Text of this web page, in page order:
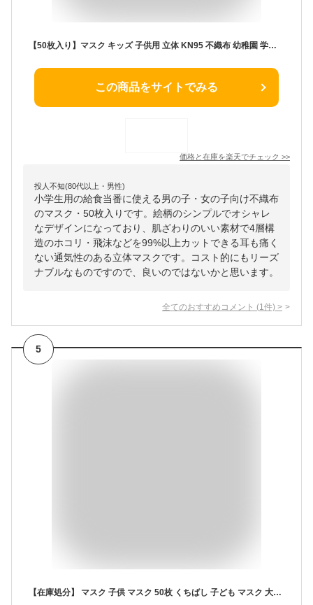
【50枚入り】マスク キッズ 子供用 立体 KN95 不織布 幼稚園 学生 おしゃれ 絵柄 可愛い こども 立体マスク 使い捨て 4層構造 99％以上カット 耳痛くない 耳 苦しくない 使い捨て 女の子 男の子 ホコリ 飛沫感染 柔らかい 肌触りが良い 通気性 安全保証
この商品をサイトでみる
価格と在庫を楽天でチェック >>
投人不知(80代以上・男性)
小学生用の給食当番に使える男の子・女の子向け不織布
のマスク・50枚入りです。絵柄のシンプルでオシャレ
なデザインになっており、肌ざわりのいい素材で4層構
造のホコリ・飛沫などを99%以上カットできる耳も痛く
ない通気性のある立体マスクです。コスト的にもリーズ
ナブルなものですので、良いのではないかと思います。
全てのおすすめコメント (1 件) >
5
【在庫処分】 マスク 子供 マスク 50枚 くちばし 子ども マスク 大人 不織布 小学生 マスク 子供用 立体マスク 大人 マスク 小さめ 使い捨て マスク キッズ 立体 マスク 子供 不織布 立体マスク マスク 幼児園 保育園 まとめ買いにもおすすめ